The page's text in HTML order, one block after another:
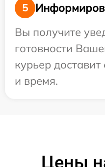
5
Вы получите
готовности
курьер
и время.
Цены